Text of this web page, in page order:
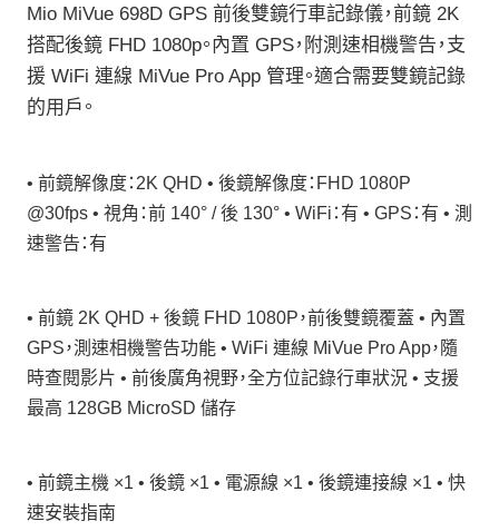
Mio MiVue 698D GPS 前後雙鏡行車記錄儀，前鏡 2K
搭配後鏡 FHD 1080p。內置 GPS，附測速相機警告，支
援 WiFi 連線 MiVue Pro App 管理。適合需要雙鏡記錄
的用戶。
• 前鏡解像度：2K QHD • 後鏡解像度：FHD 1080P
@30fps • 視角：前 140° / 後 130° • WiFi：有 • GPS：有 • 測
速警告：有
• 前鏡 2K QHD + 後鏡 FHD 1080P，前後雙鏡覆蓋 • 內置
GPS，測速相機警告功能 • WiFi 連線 MiVue Pro App，隨
時查閱影片 • 前後廣角視野，全方位記錄行車狀況 • 支援
最高 128GB MicroSD 儲存
• 前鏡主機 ×1 • 後鏡 ×1 • 電源線 ×1 • 後鏡連接線 ×1 • 快
速安裝指南